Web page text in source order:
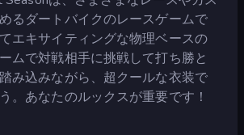
るダートバイクのレースゲームで
エキサイティングな物理ベースの
ムで対戦相手に挑戦して打ち勝と
み込みながら、超クールな衣装で
。あなたのルックスが重要です！